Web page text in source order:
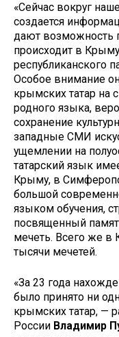
«Сейчас вокруг
создается
дают возможность
происходит в
республиканского
Особое внимание
крымских татар на
родного языка,
сохранение
западные СМИ
ущемлении на
татарский язык
Крыму, в
большой
языком обучения,
посвященный
мечеть. Всего же в
тысячи мечетей.
«За 23 года
было принято ни
крым­ских татар, —
России Владимир